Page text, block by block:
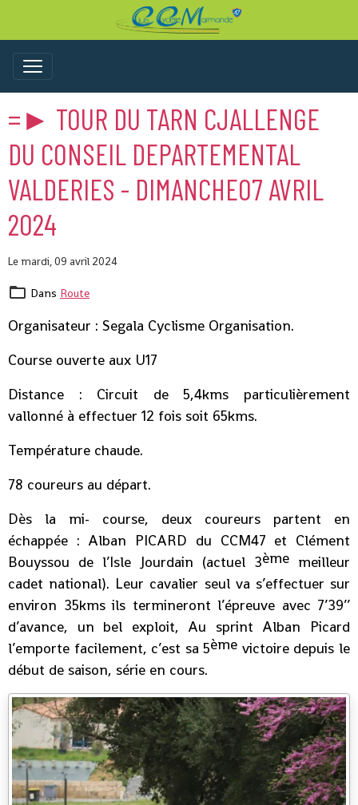
=► TOUR DU TARN CJALLENGE
DU CONSEIL DEPARTEMENTAL
VALDERIES - DIMANCHE07 AVRIL
2024
Le mardi, 09 avril 2024
Dans Route
Organisateur : Segala Cyclisme Organisation.
Course ouverte aux U17
Distance : Circuit de 5,4kms particulièrement
vallonné à effectuer 12 fois soit 65kms.
Température chaude.
78 coureurs au départ.
Dès la mi- course, deux coureurs partent en
échappée : Alban PICARD du CCM47 et Clément
Bouyssou de l’Isle Jourdain (actuel 3èmemeilleur
cadet national). Leur cavalier seul va s’effectuer sur
environ 35kms ils termineront l’épreuve avec 7’39’’
d’avance, un bel exploit, Au sprint Alban Picard
l’emporte facilement, c’est sa 5ème victoire depuis le
début de saison, série en cours.